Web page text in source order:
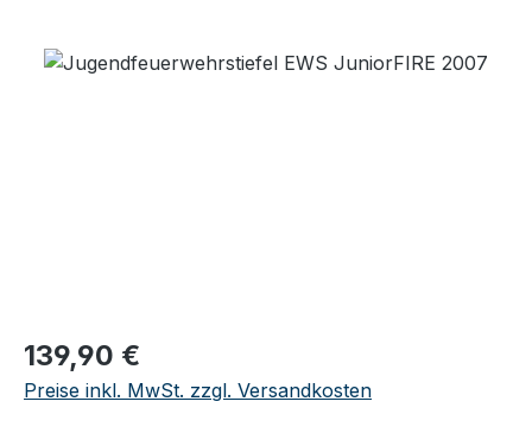
Regulärer Preis:
139,90 €
Preise inkl. MwSt. zzgl. Versandkosten